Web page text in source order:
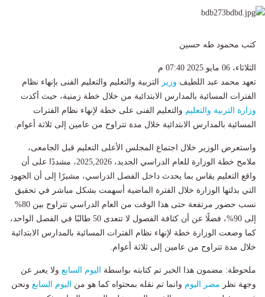
كتب محمود طه حسين
الثلاثاء، 06 مايو 2025 07:40 م
تعهد محمد عبد اللطيف وزير
التربية والتعليم والتعليم الفنى بإنهاء نظام
الفترات المسائية بالمدارس الابتدائية من خلال خطة زمنية، حيث أكدت
وزارة التربية والتعليم والتعليم الفنى على خطة لإنهاء نظام الفترات
المسائية بالمدارس الابتدائية خلال مدة تتراوح من عامين إلى ثلاثة أعوام.
واستعرض الوزير خلال اجتماع المجلس الأعلى التعليم قبل الجامعى،
ملامح خطة الوزارة للعام الدراسي الجديد، 2025,2026، مشددًا على أن
واقع التعليم يقاس بما يحدث داخل الفصل الدراسي، مشيرًا إلى أن الجهود
التي بذلتها الوزارة خلال الفترة الماضية أسهمت بشكل مباشر في تحقيق
نسب حضور مرتفعة حتى هذا الوقت من العام الدراسي تتراوح بين 80%
إلى 90%، فضلًا عن أن كثافة الفصول لا تتعدى 50 طالبًا في الفصل الواحد،
كما وضعت الوزارة خطة لإنهاء نظام الفترات المسائية بالمدارس الابتدائية
خلال مدة تتراوح من عامين إلى ثلاثة أعوام.
ملحوظة: مضمون هذا الخبر تم كتابته بواسطة اليوم السابع ولا يعبر عن
وجهة نظر مصر اليوم وانما تم نقله بمحتواه كما هو من اليوم السابع ونحن